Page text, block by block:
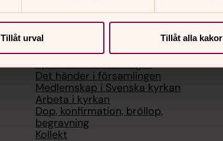
Tillåt urval Tillåt alla kakor
Hitta snabbt
Kontakt Stockholms stift
Kyrkor och församlingar
Det händer i församlingen
Medlemskap i Svenska kyrkan
Arbeta i kyrkan
Dop, konfirmation, bröllop,
begravning
Kollekt